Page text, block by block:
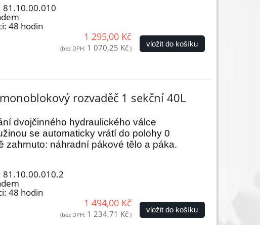
81.10.00.010
48 hodin
1 295,00 Kč
(bez DPH: 1 070,25 Kč)
vložit do košíku
rozvaděč 1 sekční 40L
dvojčinného hydraulického válce
se automaticky vrátí do polohy 0
zahrnuto: náhradní pákové tělo a páka.
81.10.00.010.2
48 hodin
1 494,00 Kč
(bez DPH: 1 234,71 Kč)
vložit do košíku